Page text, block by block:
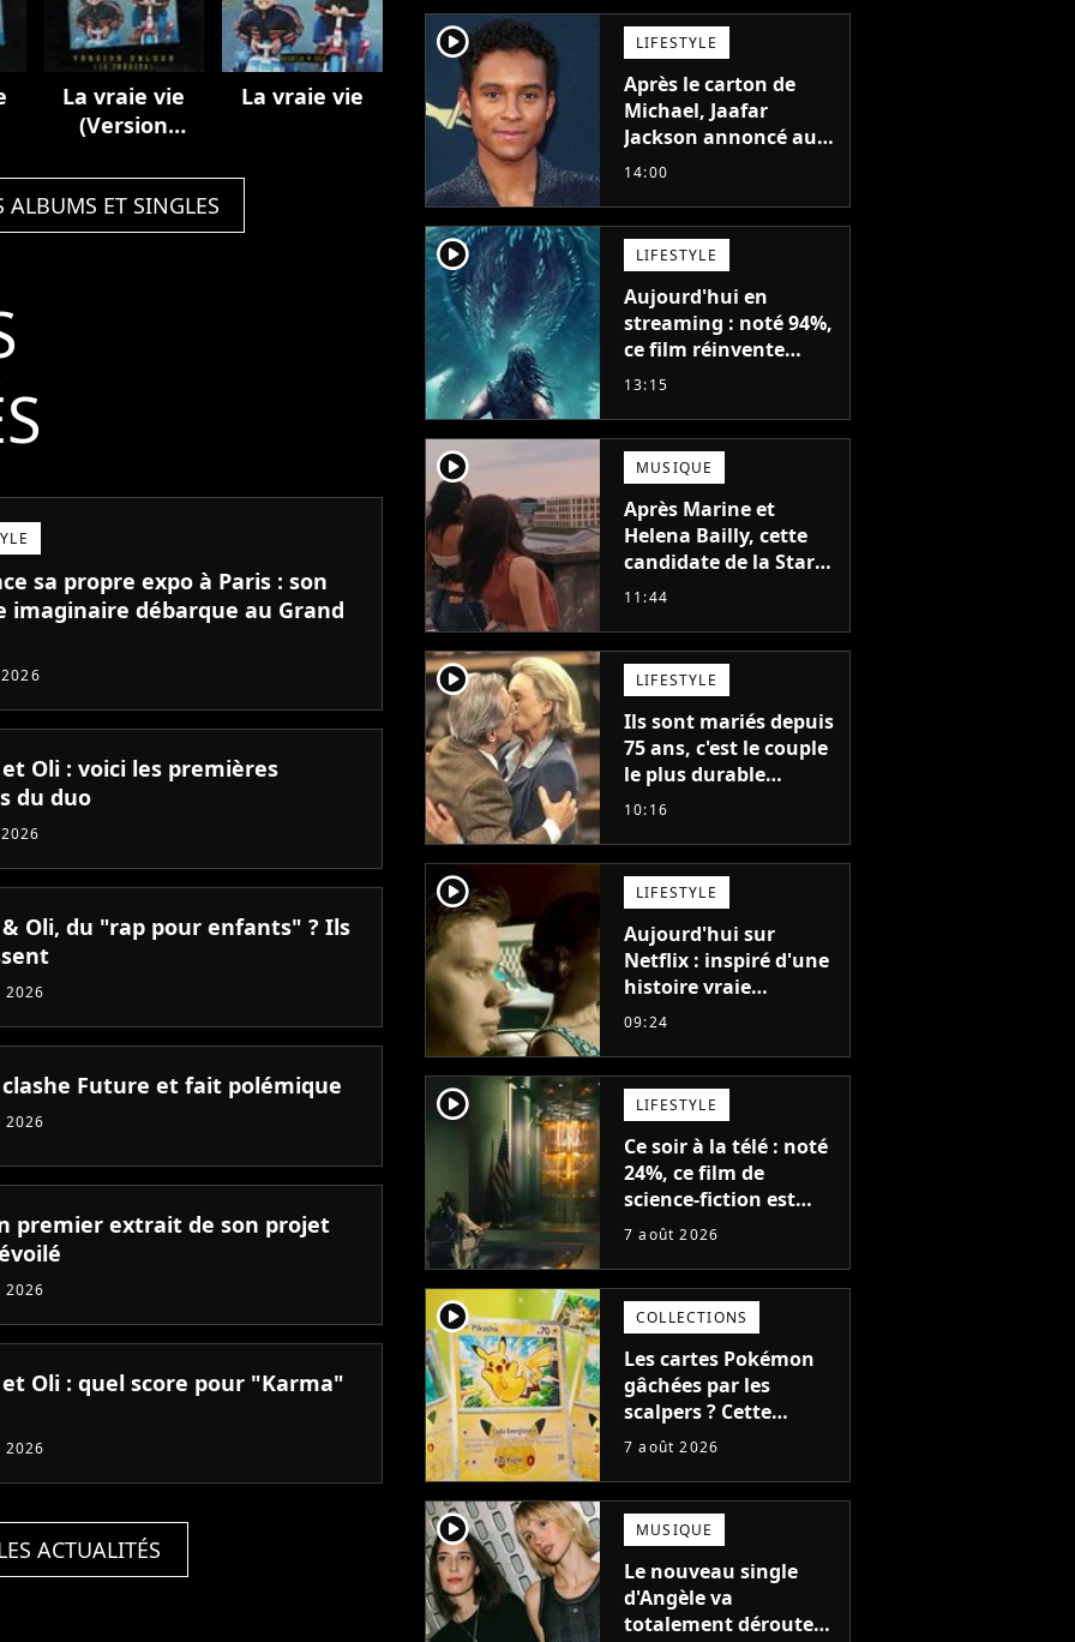
La vraie vie
(Version
inédits)
La vraie vie
ALBUMS ET SINGLES
sa propre expo à Paris : son
imaginaire débarque au Grand
Oli : voici les premières
du duo
Oli, du "rap pour enfants" ? Ils
2026
Future et fait polémique
2026
premier extrait de son projet
2026
Oli : quel score pour "Karma"
2026
ACTUALITÉS
player2 LIFESTYLE
Après le carton de
Michael, Jaafar
Jackson annoncé au
casting d'un film
Smith
14:00
player2 LIFESTYLE
Aujourd'hui en
streaming : noté 94%,
ce film réinvente
complètement cette
fiction vieille de 40
ans
13:15
player2 MUSIQUE
Après Marine et
Helena Bailly, cette
candidate de la Star
Academy adorée du
premier album, "C'est
tellement puissant"
11:44
player2 LIFESTYLE
Ils sont mariés depuis
75 ans, c'est le couple
le plus durable
d'Hollywood : "Nous
après jour, et les jours
se sont transformés
en décennies"
10:16
player2 LIFESTYLE
Aujourd'hui sur
Netflix : inspiré d'une
histoire vraie
glaçante, c'est l'un
21ème siècle
09:24
player2 LIFESTYLE
Ce soir à la télé : noté
24%, ce film de
science-fiction est
complètement raté,
encore pire à cause de
son acteur
7 août 2026
player2 COLLECTIONS
Les cartes Pokémon
gâchées par les
scalpers ? Cette
technique géniale
ruiner les revendeurs
7 août 2026
player2 MUSIQUE
Le nouveau single
d'Angèle va
totalement dérouter